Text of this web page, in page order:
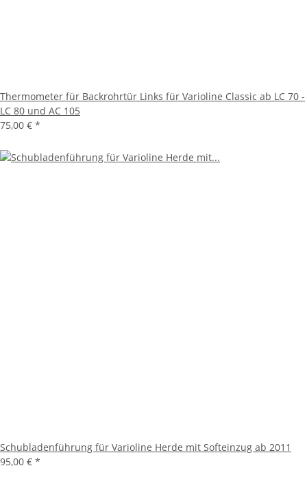
Thermometer für Backrohrtür Links für Varioline Classic ab LC 70 -
LC 80 und AC 105
75,00 € *
Schubladenführung für Varioline Herde mit Softeinzug ab 2011
95,00 € *